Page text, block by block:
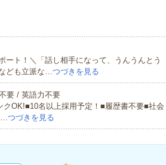
ート！＼「話し相手になって、うんうんとう
ども立派な…つづきを見る
要 / 英語力不要
OK!■10名以上採用予定！■履歴書不要■社会
つづきを見る